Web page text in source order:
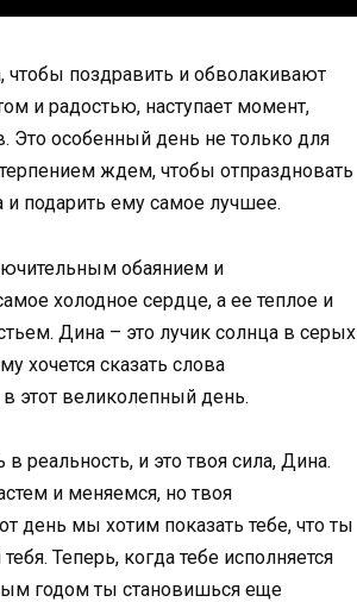
чтобы поздравить и обволакивают
и радостью, наступает момент,
Это особенный день не только для
ждем, чтобы отпраздновать
подарить ему самое лучшее.
обаянием и
холодное сердце, а ее теплое и
Дина – это лучик солнца в серых
хочется сказать слова
этот великолепный день.
реальность, и это твоя сила, Дина.
и меняемся, но твоя
день мы хотим показать тебе, что ты
Теперь, когда тебе исполняется
годом ты становишься еще